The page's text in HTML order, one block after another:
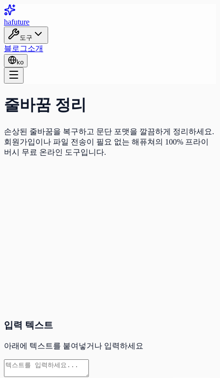
hafuture
도구
블로그소개
ko
줄바꿈 정리
손상된 줄바꿈을 복구하고 문단 포맷을 깔끔하게 정리하세요.
회원가입이나 파일 전송이 필요 없는 해퓨쳐의 100% 프라이
버시 무료 온라인 도구입니다.
입력 텍스트
아래에 텍스트를 붙여넣거나 입력하세요